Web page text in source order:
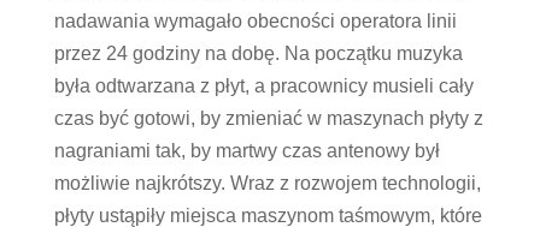
nadawania wymagało obecności operatora linii
przez 24 godziny na dobę. Na początku muzyka
była odtwarzana z płyt, a pracownicy musieli cały
czas być gotowi, by zmieniać w maszynach płyty z
nagraniami tak, by martwy czas antenowy był
możliwie najkrótszy. Wraz z rozwojem technologii,
płyty ustąpiły miejsca maszynom taśmowym, które